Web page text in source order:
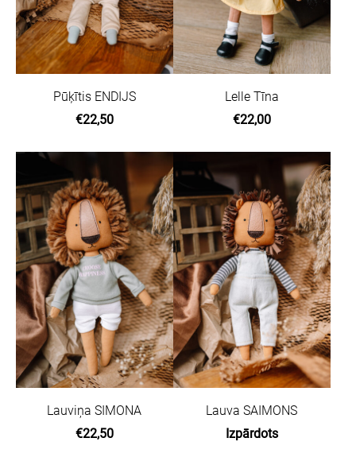
Pūķītis ENDIJS
€22,50
Lelle Tīna
€22,00
Lauviņa SIMONA
€22,50
Lauva SAIMONS
Izpārdots